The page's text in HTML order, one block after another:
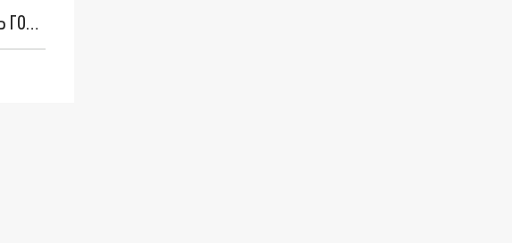
КАК НОВОСИБИРСК БУДЕТ ПРАЗДНОВАТЬ 129-ЛЕТИЕ: ПРОГРАММА МЕРОПРИЯТИЙ НА ДЕНЬ ГОРОДА-2022